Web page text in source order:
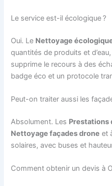
Le service est-il écologique ?
Oui. Le Nettoyage
quantités de produits et
supprime le recours à des
badge éco et un protocole
Peut-on traiter aussi les
Absolument. Les Prestations
Nettoyage façades drone et
solaires, avec buses et
Comment obtenir un devis à